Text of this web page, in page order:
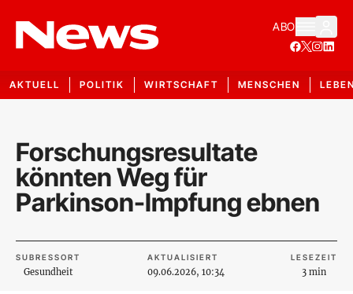
ABO
AKTUELL POLITIK WIRTSCHAFT MENSCHEN
Forschungsresultate
könnten Weg für
Parkinson-Impfung ebnen
SUBRESSORT
Gesundheit
AKTUALISIERT
09.06.2026, 10:34
LESEZEIT
3 min